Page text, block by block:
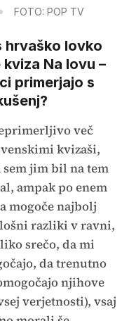
FOTO: POP TV
hrvaško lovko
Na lovu –
primerjajo s
več
kvizaši,
jim bil na tem
ampak po enem
mogoče najbolj
razliki v ravni,
srečo, da mi
da trenutno
njihove
verjetnosti), vsaj